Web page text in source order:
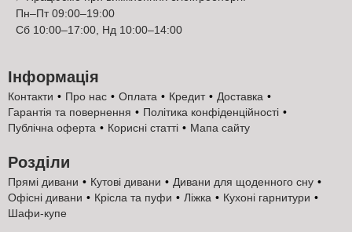
естетичний вигляд протягом багатьох років. Бозен 5 Константа
це не лише стильне та комфортне рішення для вашої вітальні,
Купити диван Бозен 5 Константа у Києві за
ціною виробника
Бозен 5 Константа: покупка за ціною виробника
В інтернет-магазині Київ-Меблі™ купити Бозен 5
Константа можна напряму за ціною виробника. Це
дозволяє уникнути додаткових націнок та забезпечує
максимально вигідну покупку великого П-подібного дивана
Пн–Пт 09:00–19:00
Сб 10:00–17:00, Нд 10:00–14:00
Інформація
Контакти Про нас Оплата Кредит
Доставка
Гарантія та повернення
Політика конфіденційності
Публічна оферта
Корисні статті Мапа сайту
Розділи
Прямі дивани Кутові дивани
Дивани для щоденного сну
Офісні дивани
Крісла та пуфи Ліжка
Кухоні гарнитури
Шафи-купе